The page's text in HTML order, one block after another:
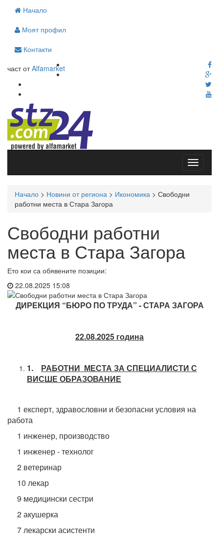
Начало
Моят профил
Контакти
част отAlfamarket
Начало > Новини от региона > Икономика > Свободни
работни места в Стара Загора
Свободни работни
места в Стара Загора
Ето кои са обявените позиции:
22.08.2025 15:08
ДИРЕКЦИЯ “БЮРО ПО ТРУДА” - СТАРА ЗАГОРА
22.08.2025 година
1. РАБОТНИ МЕСТА ЗА СПЕЦИАЛИСТИ С
ВИСШЕ ОБРАЗОВАНИЕ
1 експерт, здравословни и безопасни условия на
работа
1 инженер, производство
1 инженер - технолог
2 ветеринар
10 лекар
9 медицински сестри
2 акушерка
7 лекарски асистенти